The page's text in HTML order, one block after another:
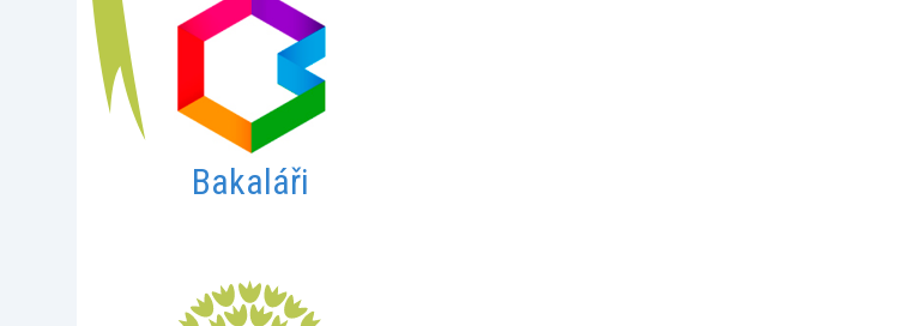
Bakaláři